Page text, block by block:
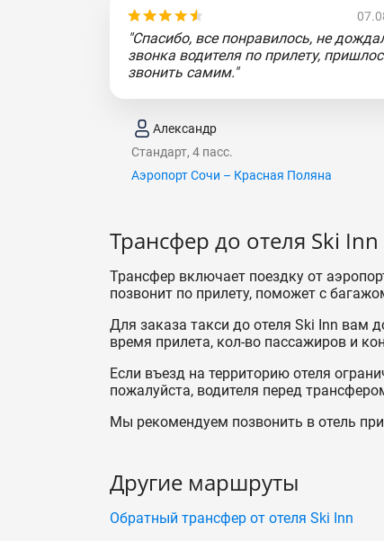
"Спасибо, все понравилось, не
звонка водителя по прилету,
звонить самим."
Александр
Стандарт, 4 пасс.
Аэропорт Сочи – Красная Поляна
Трансфер до отеля Ski Inn
Трансфер включает поездку от
позвонит по прилету, поможет с
Для заказа такси до отеля Ski Inn вам
время прилета, кол-во пассажиров и
Если въезд на территорию отеля
пожалуйста, водителя перед
Мы рекомендуем позвонить в отель
Другие маршруты
Обратный трансфер от отеля Ski Inn